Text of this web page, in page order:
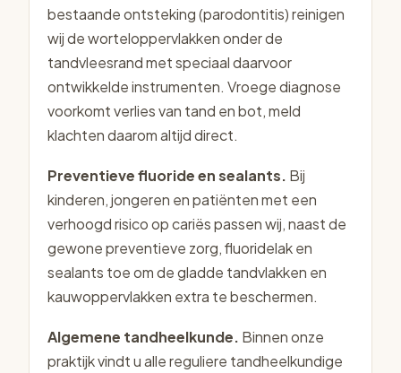
bestaande ontsteking (parodontitis) reinigen
wij de worteloppervlakken onder de
tandvleesrand met speciaal daarvoor
ontwikkelde instrumenten. Vroege diagnose
voorkomt verlies van tand en bot, meld
klachten daarom altijd direct.
Preventieve fluoride en sealants. Bij
kinderen, jongeren en patiënten met een
verhoogd risico op cariës passen wij, naast de
gewone preventieve zorg, fluoridelak en
sealants toe om de gladde tandvlakken en
kauwoppervlakken extra te beschermen.
Algemene tandheelkunde. Binnen onze
praktijk vindt u alle reguliere tandheelkundige